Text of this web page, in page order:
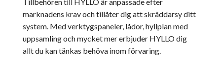
marknadens krav och tillåter dig att skräddarsy ditt
system. Med verktygspaneler, lådor, hyllplan med
uppsamling och mycket mer erbjuder HYLLO dig
allt du kan tänkas behöva inom förvaring.